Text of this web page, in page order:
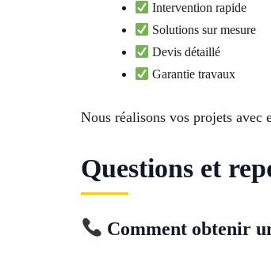
Intervention rapide
Solutions sur mesure
Devis détaillé
Garantie travaux
Nous réalisons vos projets avec
Questions et
Comment obtenir